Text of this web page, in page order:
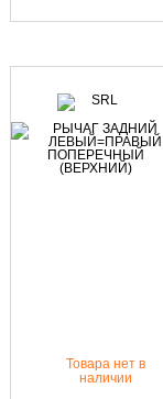
Товара нет в
наличии